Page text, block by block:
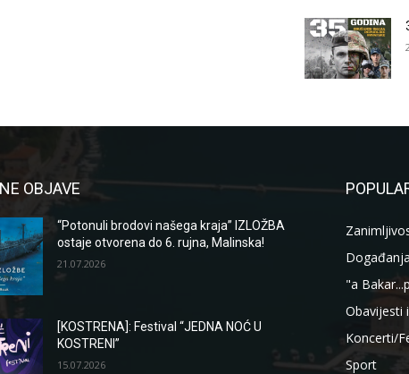
OBJAVE
“Potonuli brodovi našega kraja” IZLOŽBA
ostaje otvorena do 6. rujna, Malinska!
21.07.2026
[KOSTRENA]: Festival “JEDNA NOĆ U
KOSTRENI”
15.07.2026
Događanja
"a
Obavijesti
Koncerti/
Sport